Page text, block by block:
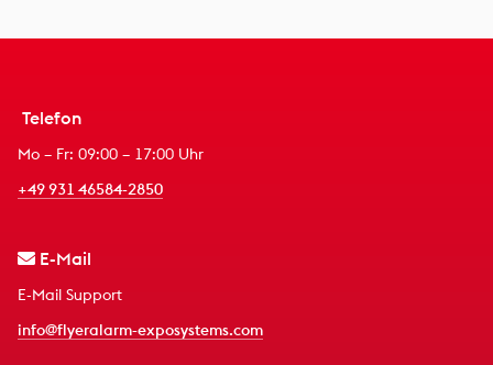
Telefon
Mo – Fr: 09:00 – 17:00 Uhr
+49 931 46584-2850
E-Mail
E-Mail Support
info@flyeralarm-exposystems.com